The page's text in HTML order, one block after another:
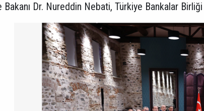
Dr. Nureddin Nebati, Türkiye Bankalar